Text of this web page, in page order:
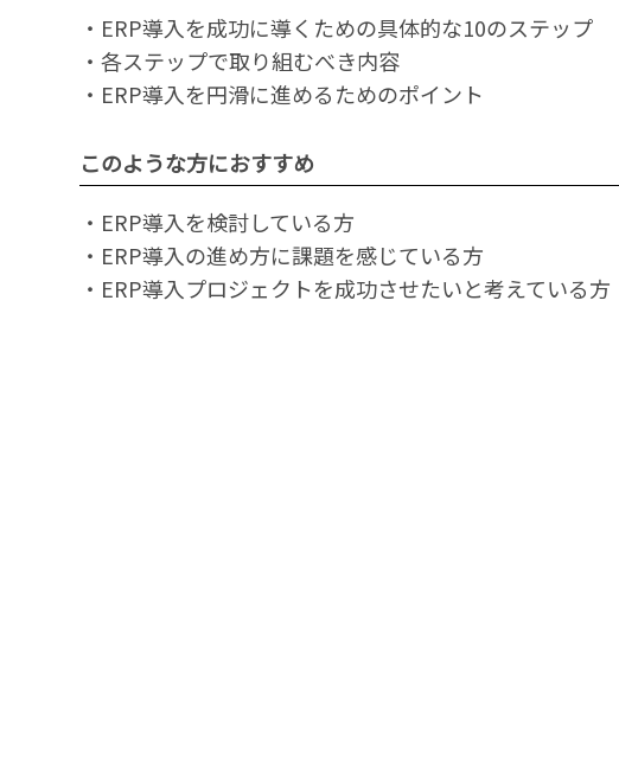
・ERP導入を成功に導くための具体的な10のステップ
・各ステップで取り組むべき内容
・ERP導入を円滑に進めるためのポイント
このような方におすすめ
・ERP導入を検討している方
・ERP導入の進め方に課題を感じている方
・ERP導入プロジェクトを成功させたいと考えている方